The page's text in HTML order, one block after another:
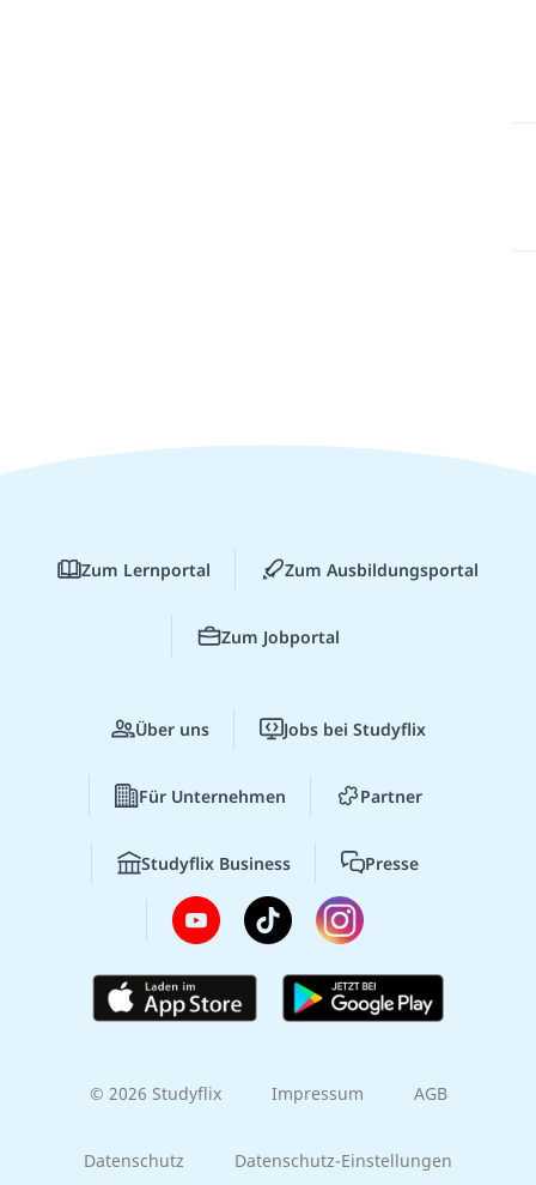
Zum Lernportal Zum Ausbildungsportal
Zum Jobportal
Über uns Jobs bei Studyflix
Für Unternehmen Partner
Studyflix Business Presse
© 2026 Studyflix Impressum AGB
Datenschutz Datenschutz-Einstellungen